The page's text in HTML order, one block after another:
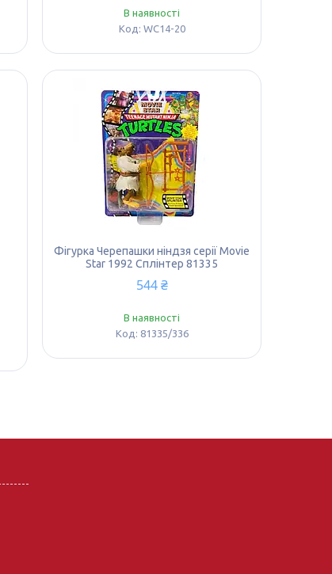
В наявності
WC14-20
Фігурка Черепашки ніндзя серії Movie
Star 1992 Сплінтер 81335
544 ₴
В наявності
81335/336